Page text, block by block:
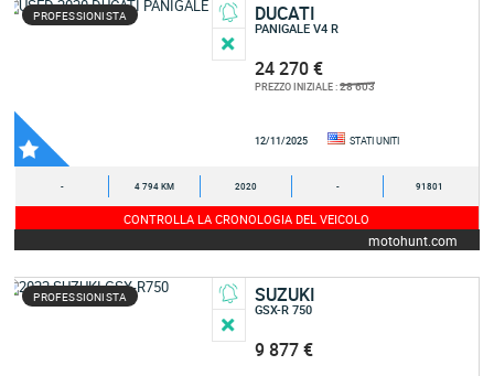
PROFESSIONISTA DUCATI
PANIGALE V4 R
24 270 €
PREZZO INIZIALE :28 603
12/11/2025 STATI UNITI
- 4 794 KM 2020 - 91801
CONTROLLA LA CRONOLOGIA DEL VEICOLO
motohunt.com
PROFESSIONISTA SUZUKI
GSX-R 750
9 877 €